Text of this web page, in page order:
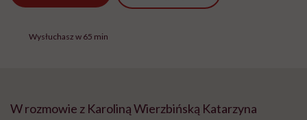
Wysłuchasz w 65 min
W rozmowie z Karoliną Wierzbińską Katarzyna